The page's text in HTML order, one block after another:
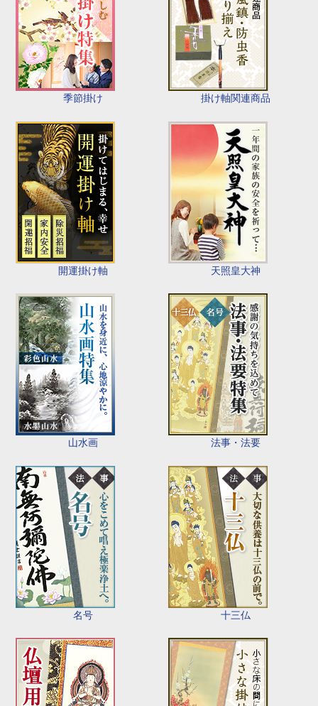
季節掛け 掛け軸関連商品
開運掛け軸 天照皇大神
山水画 法事・法要
名号 十三仏